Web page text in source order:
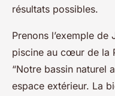
résultats possibles.
Prenons l’exemple
piscine au cœur de la
“Notre bassin naturel
espace extérieur. La